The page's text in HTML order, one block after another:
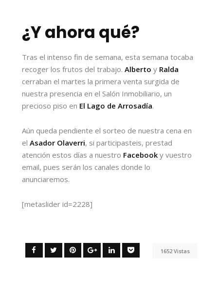
¿Y ahora qué?
Tras el intenso fin de semana, esta semana tocaba
recoger los frutos del trabajo. Alberto y Ralda
cerraban el martes la primera venta surgida de
nuestra presencia en el Salón Inmobiliario, un
precioso piso en El Lago de Arrosadía.
Aún queda pendiente el sorteo de nuestra cena en
el Asador Olaverri, si participasteis, prestad
atención estos días a nuestro Facebook y vuestro
email, pues serán los canales donde lo
anunciaremos.
[metaslider id=2228]
1652 Vistas